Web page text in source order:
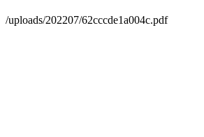
/uploads/202207/62cccde1a004c.pdf